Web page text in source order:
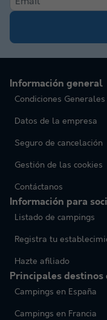
Información general
Condiciones
Datos de la empresa
Seguro de cancelación
Gestión de las cookies
Contáctanos
Información para
Listado de campings
Registra tu
Hazte afiliado
Principales destinos
Campings en España
Campings en Francia